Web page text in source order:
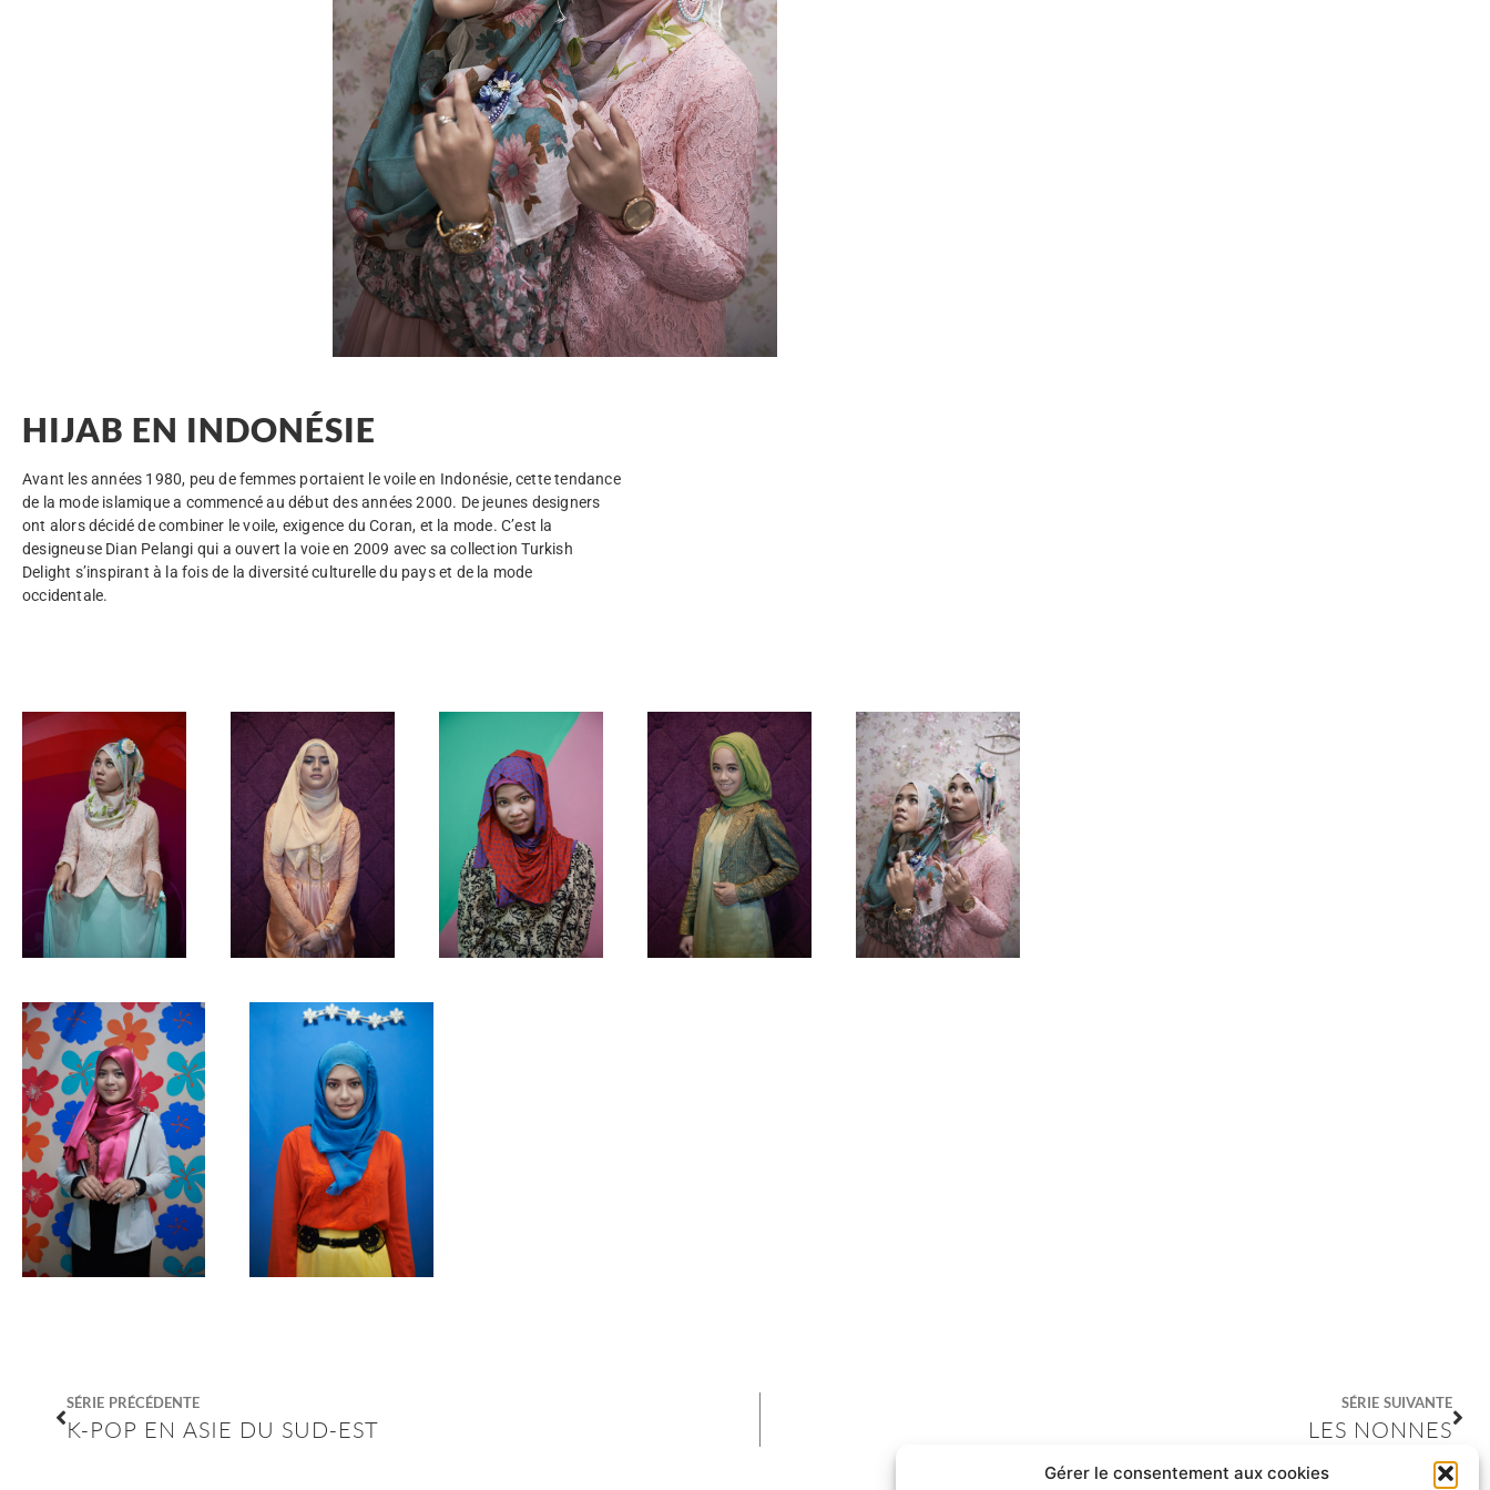
Gérer le consentement aux cookies
HIJAB EN INDONÉSIE
Avant les années 1980, peu de femmes portaient le voile en Indonésie, cette tendance
de la mode islamique a commencé au début des années 2000. De jeunes designers
ont alors décidé de combiner le voile, exigence du Coran, et la mode. C’est la
designeuse Dian Pelangi qui a ouvert la voie en 2009 avec sa collection Turkish
Delight s’inspirant à la fois de la diversité culturelle du pays et de la mode
occidentale.
SÉRIE PRÉCÉDENTE
K-POP EN ASIE DU SUD-EST
SÉRIE SUIVANTE
LES NONNES